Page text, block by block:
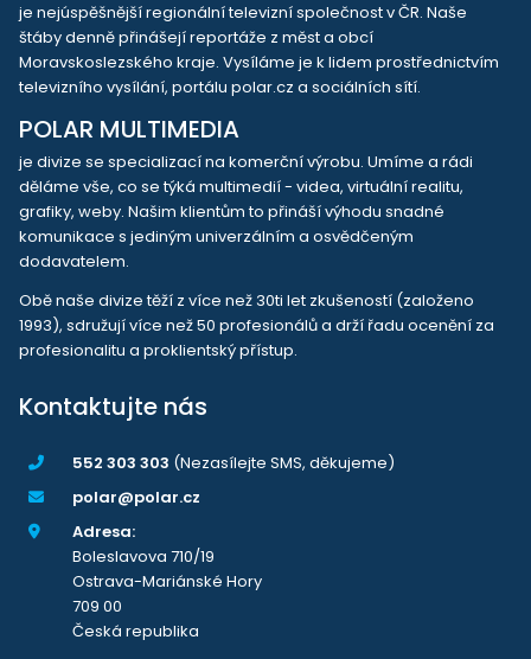
je nejúspěšnější regionální televizní společnost v ČR. Naše
štáby denně přinášejí reportáže z měst a obcí
Moravskoslezského kraje. Vysíláme je k lidem prostřednictvím
televizního vysílání, portálu polar.cz a sociálních sítí.
POLAR MULTIMEDIA
je divize se specializací na komerční výrobu. Umíme a rádi
děláme vše, co se týká multimedií - videa, virtuální realitu,
grafiky, weby. Našim klientům to přináší výhodu snadné
komunikace s jediným univerzálním a osvědčeným
dodavatelem.
Obě naše divize těží z více než 30ti let zkušeností (založeno
1993), sdružují více než 50 profesionálů a drží řadu ocenění za
profesionalitu a proklientský přístup.
Kontaktujte nás
552 303 303 (Nezasílejte SMS, děkujeme)
polar@polar.cz
Adresa:
Boleslavova 710/19
Ostrava-Mariánské Hory
709 00
Česká republika